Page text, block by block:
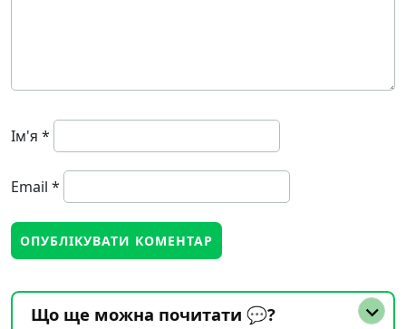
Ім'я *
Email *
Що ще можна почитати 💬?